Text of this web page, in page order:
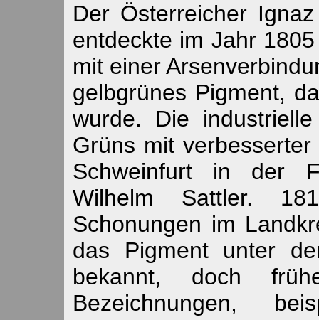
Der Österreicher
entdeckte im Jahr
mit einer
gelbgrünes Pigment,
wurde. Die
Grüns mit
Schweinfurt in der
Wilhelm Sattler.
Schonungen im
das Pigment unter
bekannt, doch
Bezeichnungen,